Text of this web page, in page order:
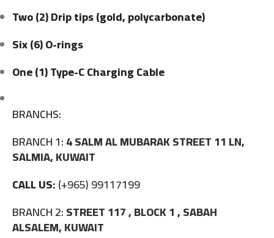
Two (2) Drip tips (gold, polycarbonate)
Six (6) O-rings
One (1) Type-C Charging Cable
BRANCHS:
BRANCH 1:4 SALM AL MUBARAK STREET 11 LN,
SALMIA, KUWAIT
CALL US:(+965) 99117199
BRANCH 2:STREET 117 , BLOCK 1 , SABAH
ALSALEM, KUWAIT